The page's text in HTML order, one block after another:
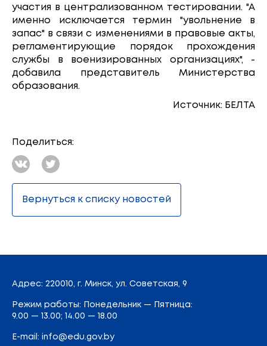
участия в централизованном тестировании. "А
именно исключается термин "увольнение в
запас" в связи с изменениями в правовые акты,
регламентирующие порядок прохождения
службы в военизированных организациях", -
добавила представитель Министерства
образования.
Источник: БЕЛТА
Поделиться:
Вернуться к списку новостей
Адрес: 220010, г. Минск, ул. Советская, 9
Режим работы: Понедельник — Пятница:
9.00 — 13.00; 14.00 — 18.00
E-mail: info@edu.gov.by